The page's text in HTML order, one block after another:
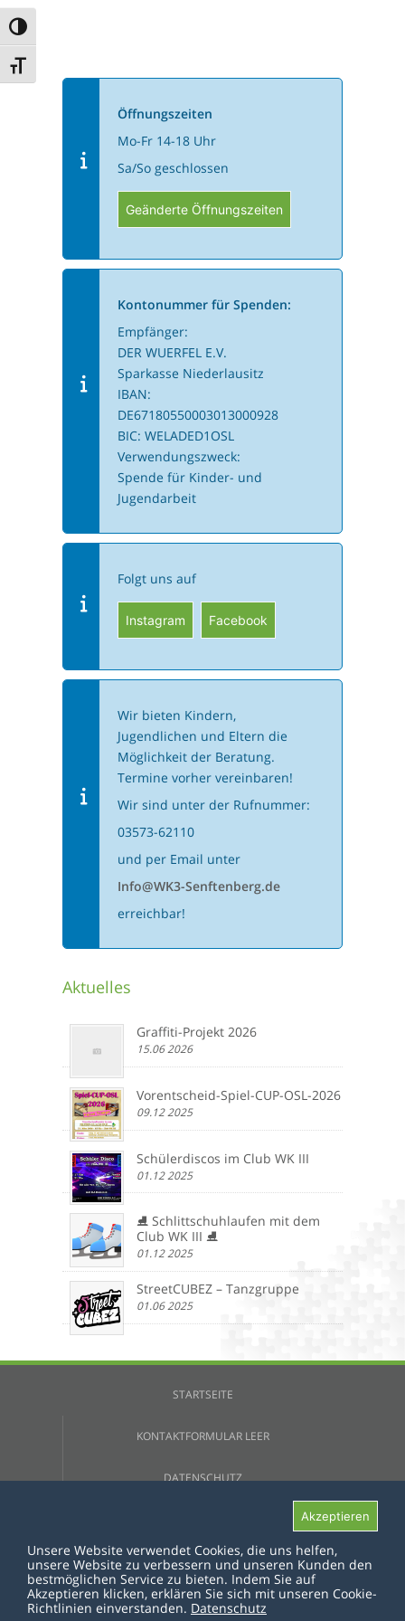
Umschalten auf hohe Kontraste
Schrift vergrößern
Öffnungszeiten
Mo-Fr 14-18 Uhr
Sa/So geschlossen
Geänderte Öffnungszeiten
Kontonummer für Spenden:
Empfänger:
DER WUERFEL E.V.
Sparkasse Niederlausitz
IBAN:
DE67180550003013000928
BIC: WELADED1OSL
Verwendungszweck:
Spende für Kinder- und
Jugendarbeit
Folgt uns auf
Instagram Facebook
Wir bieten Kindern,
Jugendlichen und Eltern die
Möglichkeit der Beratung.
Termine vorher vereinbaren!
Wir sind unter der Rufnummer:
03573-62110
und per Email unter
Info@WK3-Senftenberg.de
erreichbar!
Aktuelles
Graffiti-Projekt 2026
15.06 2026
Vorentscheid-Spiel-CUP-OSL-2026
09.12 2025
Schülerdiscos im Club WK III
01.12 2025
⛸️ Schlittschuhlaufen mit dem
Club WK III ⛸️
01.12 2025
StreetCUBEZ – Tanzgruppe
01.06 2025
STARTSEITE
KONTAKTFORMULAR LEER
DATENSCHUTZ
© COPYRIGHT 2026 DER WÜRFEL E.V.
Akzeptieren
Unsere Website verwendet Cookies, die uns helfen,
unsere Website zu verbessern und unseren Kunden den
bestmöglichen Service zu bieten. Indem Sie auf
Akzeptieren klicken, erklären Sie sich mit unseren Cookie-
Richtlinien einverstanden. Datenschutz